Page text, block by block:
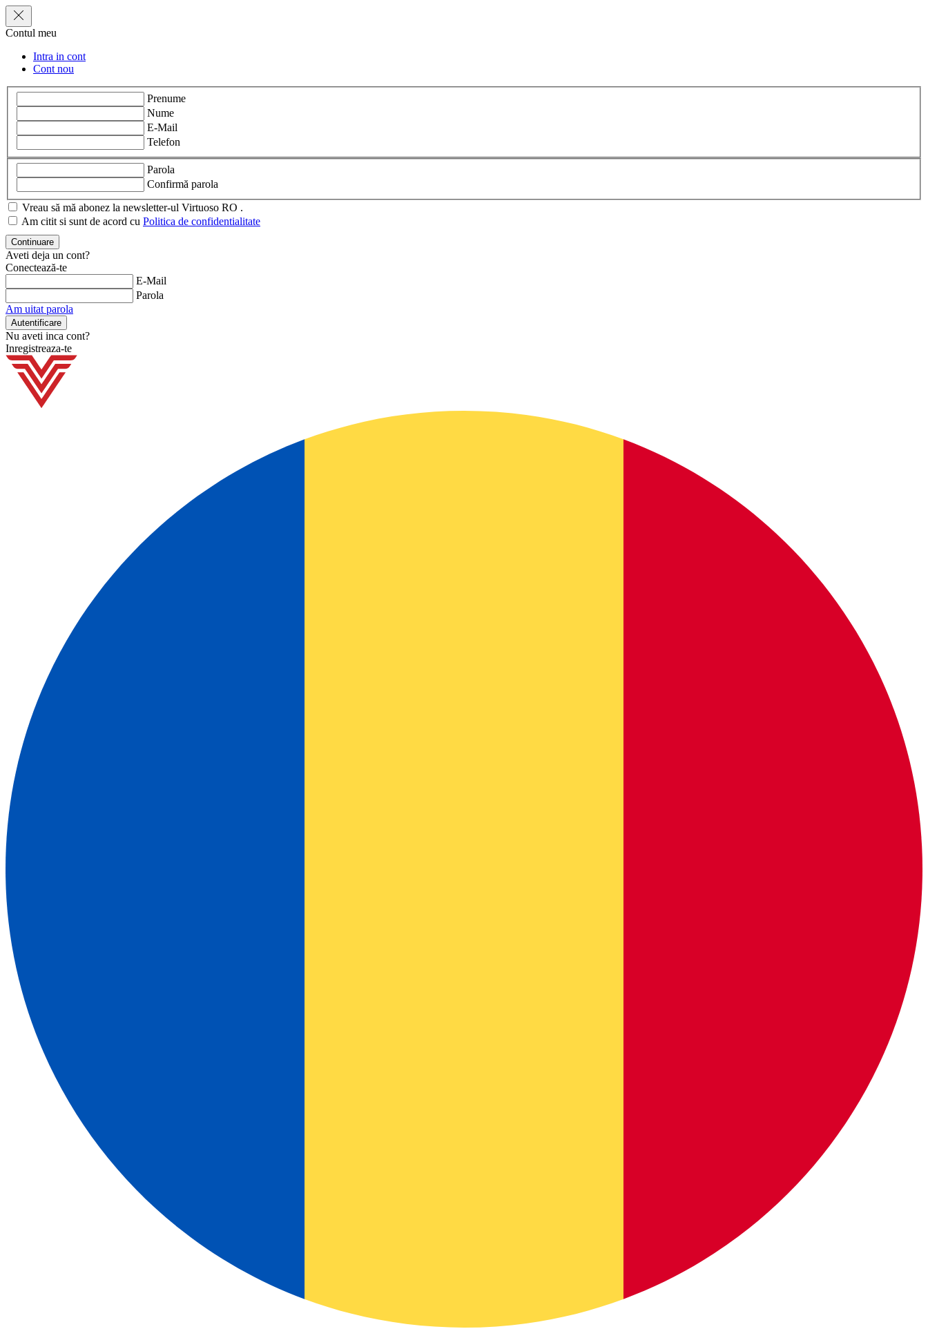
Contul meu
Intra in cont
Cont nou
Prenume
Nume
E-Mail
Telefon
Parola
Confirmă parola
Vreau să mă abonez la newsletter-ul Virtuoso RO .
Am citit si sunt de acord cu Politica de confidentialitate
Aveti deja un cont?
Conectează-te
E-Mail
Parola
Am uitat parola
Nu aveti inca cont?
Inregistreaza-te